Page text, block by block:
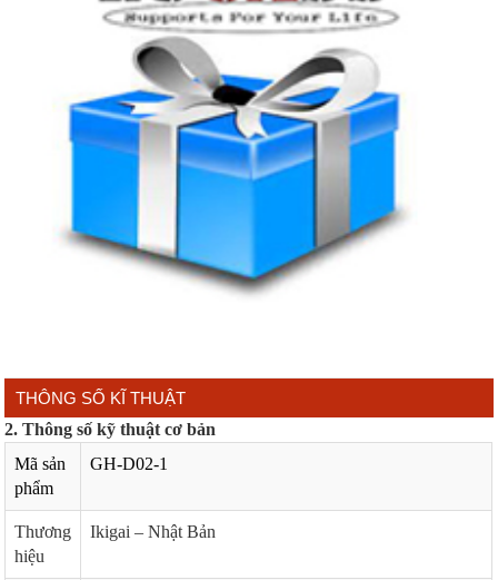
THÔNG SỐ KĨ THUẬT
2. Thông số kỹ thuật cơ bản
Mã sản
phẩm
GH-D02-1
Thương
hiệu
Ikigai – Nhật Bản